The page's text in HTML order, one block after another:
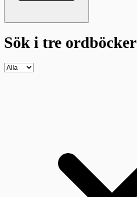
Sök i tre ordböcker